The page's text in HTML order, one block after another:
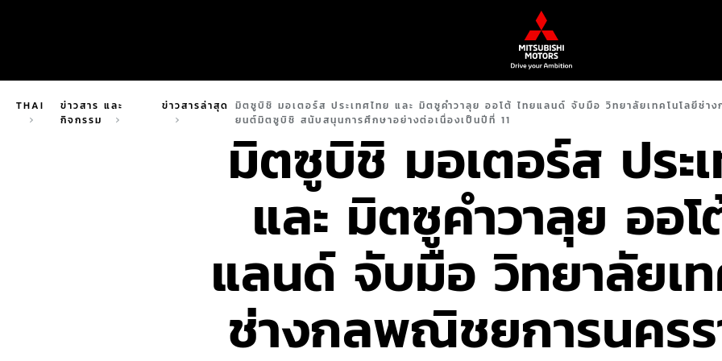
THAI
ข่าวสาร และ
กิจกรรม
ข่าวสารล่าสุด มิตซูบิชิ มอเตอร์ส ประเทศไทย และ มิตซูคำวาลุย ออโต้ ไทยแลนด์ จับมือ วิทยาลัยเทคโนโลยีช่
ยนต์มิตซูบิชิ สนับสนุนการศึกษาอย่างต่อเนื่องเป็นปีที่ 11
มิตซูบิชิ มอเตอร์ส ประ
และ มิตซูคำวาลุย ออ
แลนด์ จับมือ วิทยาลัยเท
ช่างกลพณิชยการนคร